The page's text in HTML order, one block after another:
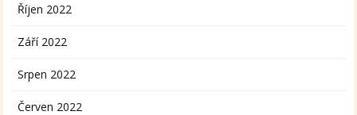
Říjen 2022
Září 2022
Srpen 2022
Červen 2022